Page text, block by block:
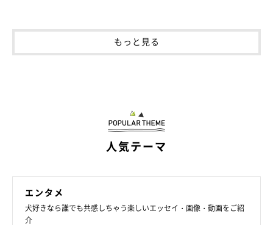
もっと見る
人気テーマ
エンタメ
犬好きなら誰でも共感しちゃう楽しいエッセイ・画像・動画をご紹
介